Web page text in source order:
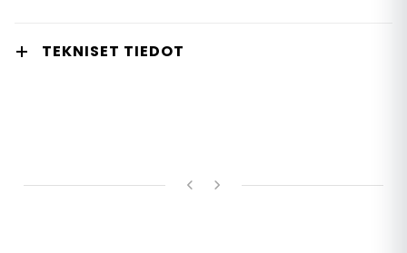
TEKNISET TIEDOT